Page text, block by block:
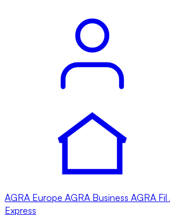
AGRA Europe AGRA Business AGRA Fil
Express